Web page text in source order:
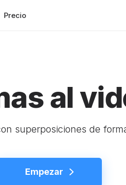
Precio
al
superposiciones de
Empezar